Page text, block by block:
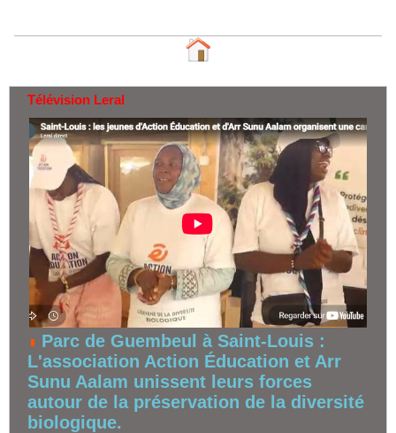
Télévision Leral
Parc de Guembeul à Saint-Louis :
L'association Action Éducation et Arr
Sunu Aalam unissent leurs forces
autour de la préservation de la diversité
biologique.